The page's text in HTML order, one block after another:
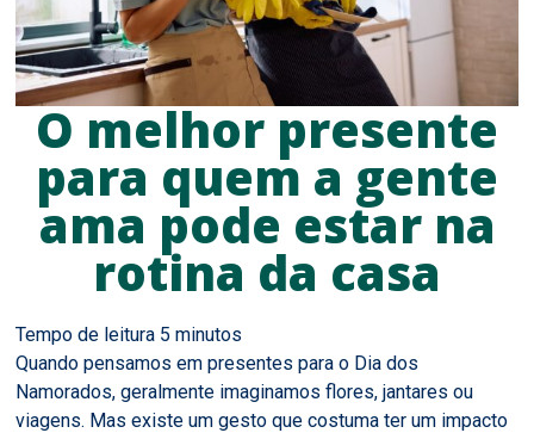
O melhor presente
para quem a gente
ama pode estar na
rotina da casa
Quando pensamos em presentes para o Dia dos
Namorados, geralmente imaginamos flores, jantares ou
viagens. Mas existe um gesto que costuma ter um impacto